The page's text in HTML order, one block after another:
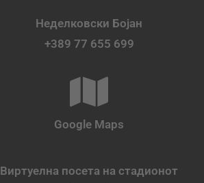
Неделковски Бојан
+389 77 655 699
Google Maps
Виртуелна посета на стадионот